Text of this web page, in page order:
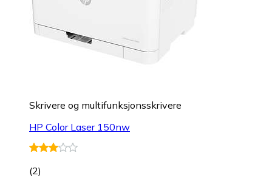
Skrivere og multifunksjonsskrivere
HP Color Laser 150nw
(2)